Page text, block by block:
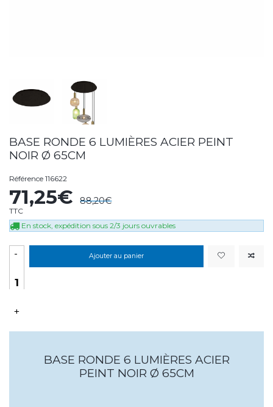
BASE RONDE 6 LUMIÈRES ACIER PEINT
NOIR Ø 65CM
Référence 116622
71,25€ 88,20€
TTC
En stock, expédition sous 2/3 jours ouvrables
-
+
Ajouter au panier
BASE RONDE 6 LUMIÈRES ACIER
PEINT NOIR Ø 65CM